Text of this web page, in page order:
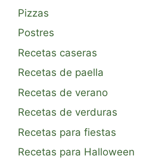
Pizzas
Postres
Recetas caseras
Recetas de paella
Recetas de verano
Recetas de verduras
Recetas para fiestas
Recetas para Halloween